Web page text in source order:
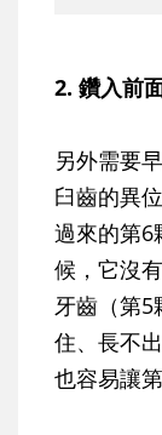
2. 鑽入前
另外需要
臼齒的異
過來的第6
候，它沒
牙齒（第5
住、長不
也容易讓